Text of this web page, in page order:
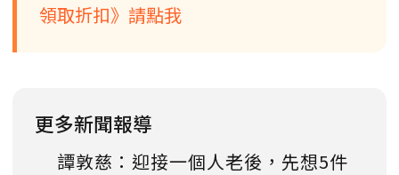
領取折扣》請點我
更多新聞報導
譚敦慈：迎接一個人老後，先想5件